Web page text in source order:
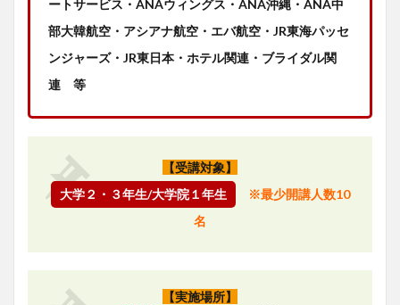
ートサービス・ANAウィングス・ANA沖縄・ANA中
部大韓航空・アシアナ航空・エバ航空・JR東海パッセ
ンジャーズ・JR東日本・ホテル関連・ブライダル関
連 等
【受講対象】
大学２・３年生/大学院１年生
※最少開講人数10
名
【実施場所】